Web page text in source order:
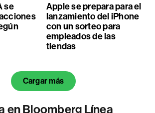
se
Apple se prepara para el
lanzamiento del iPhone
con un sorteo para
empleados de las
tiendas
Cargar más
en Bloomberg Línea